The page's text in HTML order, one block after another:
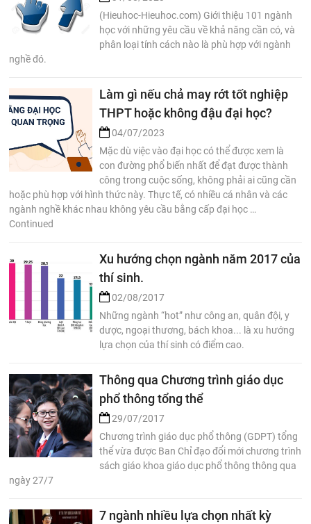
(Hieuhoc-Hieuhoc.com) Giới thiệu 101 ngành
học với những yêu cầu về khả năng cần có, và
phân loại tính cách nào là phù hợp với ngành
nghề đó.
Làm gì nếu chả may rớt tốt nghiệp
THPT hoặc không đậu đại học?
04/07/2023
Mặc dù việc vào đại học có thể được xem là
con đường phổ biến nhất để đạt được thành
công trong cuộc sống, không phải ai cũng cần
hoặc phù hợp với hình thức này. Thực tế, có nhiều cá nhân và các
ngành nghề khác nhau không yêu cầu bằng cấp đại học …
Continued
Xu hướng chọn ngành năm 2017 của
thí sinh.
02/08/2017
Những ngành “hot” như công an, quân đội, y
dược, ngoại thương, bách khoa... là xu hướng
lựa chọn của thí sinh có điểm cao.
Thông qua Chương trình giáo dục
phổ thông tổng thể
29/07/2017
Chương trình giáo dục phổ thông (GDPT) tổng
thể vừa được Ban Chỉ đạo đổi mới chương trình
sách giáo khoa giáo dục phổ thông thông qua
ngày 27/7
7 ngành nhiều lựa chọn nhất kỳ